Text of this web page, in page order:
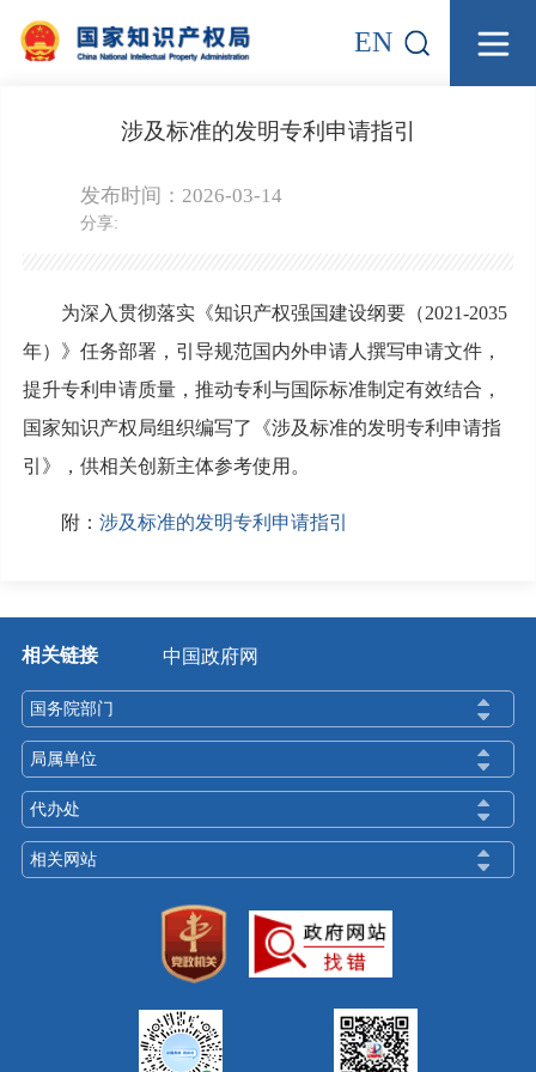
EN
涉及标准的发明专利申请指引
发布时间：2026-03-14
分享:
为深入贯彻落实《知识产权强国建设纲要（2021-2035
年）》任务部署，引导规范国内外申请人撰写申请文件，
提升专利申请质量，推动专利与国际标准制定有效结合，
国家知识产权局组织编写了《涉及标准的发明专利申请指
引》，供相关创新主体参考使用。
附： 涉及标准的发明专利申请指引
相关链接 中国政府网
国务院部门
局属单位
代办处
相关网站